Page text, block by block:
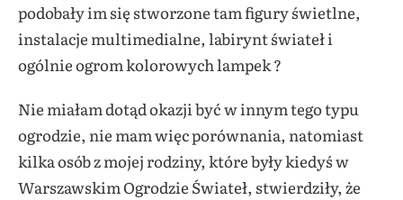
podobały im się stworzone tam figury świetlne,
instalacje multimedialne, labirynt świateł i
ogólnie ogrom kolorowych lampek ?
Nie miałam dotąd okazji być w innym tego typu
ogrodzie, nie mam więc porównania, natomiast
kilka osób z mojej rodziny, które były kiedyś w
Warszawskim Ogrodzie Świateł, stwierdziły, że